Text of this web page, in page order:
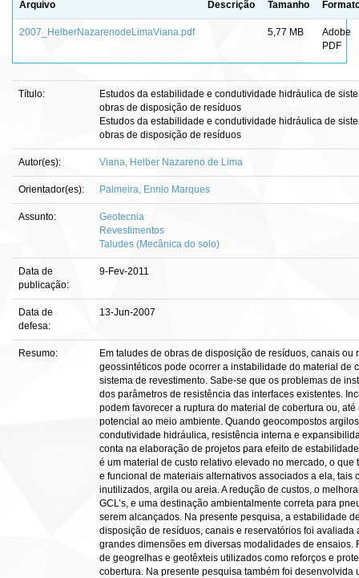
Arquivo Descrição Tamanho
2007_HelberNazarenodeLimaViana.pdf 5,77 MB
Adobe
PDF
Título:
Estudos da estabilidade e condutividade hidráulica de
obras de disposição de resíduos
Estudos da estabilidade e condutividade hidráulica de
obras de disposição de resíduos
Autor(es): Viana, Helber Nazareno de Lima
Orientador(es): Palmeira, Ennio Marques
Assunto:
Geotecnia
Revestimentos
Taludes (Mecânica do solo)
Data de
publicação:
9-Fev-2011
Data de
defesa:
13-Jun-2007
Resumo:
Em taludes de obras de disposição de resíduos, canais
geossintéticos pode ocorrer a instabilidade do material de
sistema de revestimento. Sabe-se que os problemas de
dos parâmetros de resistência das interfaces existentes.
podem favorecer a ruptura do material de cobertura ou,
potencial ao meio ambiente. Quando geocompostos
condutividade hidráulica, resistência interna e
conta na elaboração de projetos para efeito de
é um material de custo relativo elevado no mercado, o
e funcional de materiais alternativos associados a ela,
inutilizados, argila ou areia. A redução de custos, o
GCL’s, e uma destinação ambientalmente correta para
serem alcançados. Na presente pesquisa, a estabilidade
disposição de resíduos, canais e reservatórios foi
grandes dimensões em diversas modalidades de
de geogrelhas e geotêxteis utilizados como reforços e
cobertura. Na presente pesquisa também foi